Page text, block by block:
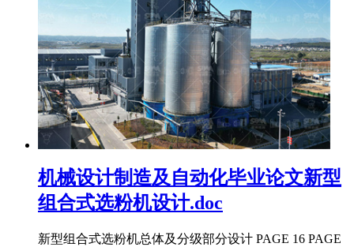
机械设计制造及自动化毕业论文新型
组合式选粉机设计.doc
新型组合式选粉机总体及分级部分设计 PAGE 16 PAGE